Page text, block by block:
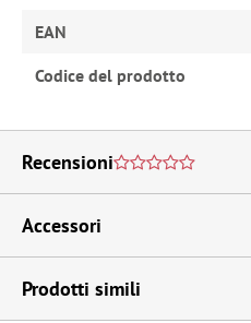
EAN
Codice del prodotto
Recensioni
Accessori
Prodotti simili